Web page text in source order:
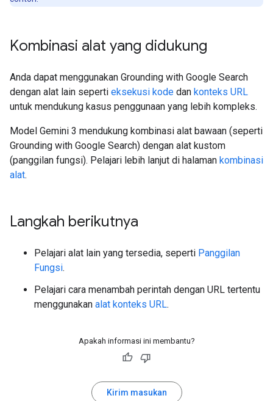
Kombinasi alat yang didukung
Anda dapat menggunakan Grounding with Google Search
dengan alat lain seperti eksekusi kode dan konteks URL
untuk mendukung kasus penggunaan yang lebih kompleks.
Model Gemini 3 mendukung kombinasi alat bawaan (seperti
Grounding with Google Search) dengan alat kustom
(panggilan fungsi). Pelajari lebih lanjut di halaman kombinasi
alat.
Langkah berikutnya
Pelajari alat lain yang tersedia, seperti Panggilan
Fungsi.
Pelajari cara menambah perintah dengan URL tertentu
menggunakan alat konteks URL.
Apakah informasi ini membantu?
Kirim masukan